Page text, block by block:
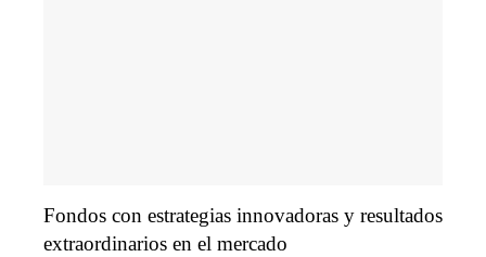
Fondos con estrategias innovadoras y resultados
extraordinarios en el mercado